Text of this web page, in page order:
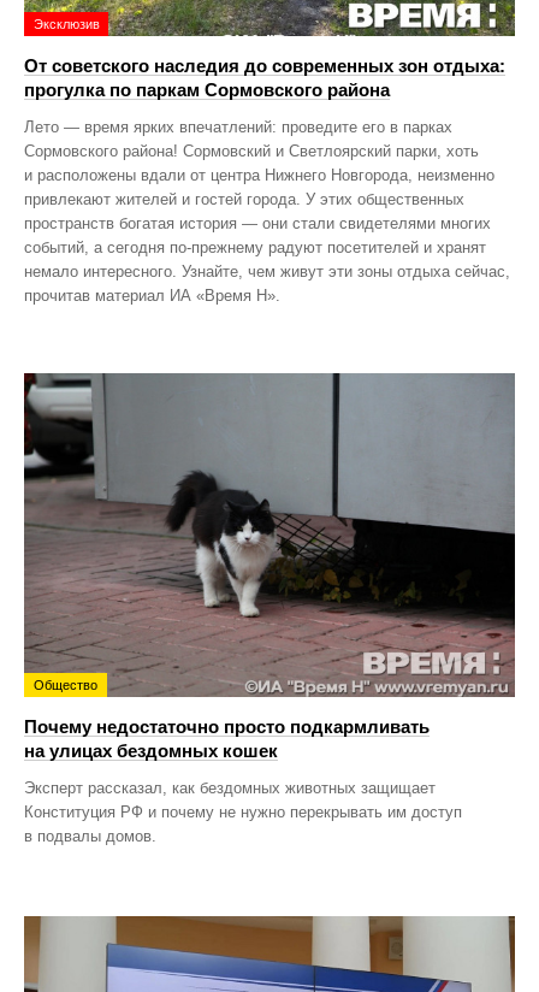
Эксклюзив
От советского наследия до современных зон отдыха:
прогулка по паркам Сормовского района
Лето — время ярких впечатлений: проведите его в парках
Сормовского района! Сормовский и Светлоярский парки, хоть
и расположены вдали от центра Нижнего Новгорода, неизменно
привлекают жителей и гостей города. У этих общественных
пространств богатая история — они стали свидетелями многих
событий, а сегодня по‑прежнему радуют посетителей и хранят
немало интересного. Узнайте, чем живут эти зоны отдыха сейчас,
прочитав материал ИА «Время Н».
Общество
Почему недостаточно просто подкармливать
на улицах бездомных кошек
Эксперт рассказал, как бездомных животных защищает
Конституция РФ и почему не нужно перекрывать им доступ
в подвалы домов.